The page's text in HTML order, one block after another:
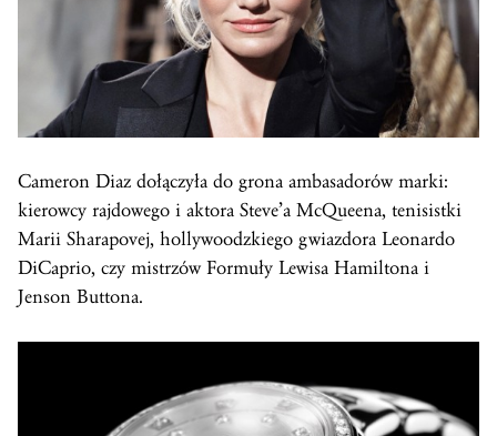
Cameron Diaz dołączyła do grona ambasadorów marki:
kierowcy rajdowego i aktora Steve’a McQueena, tenisistki
Marii Sharapovej, hollywoodzkiego gwiazdora Leonardo
DiCaprio, czy mistrzów Formuły Lewisa Hamiltona i
Jenson Buttona.